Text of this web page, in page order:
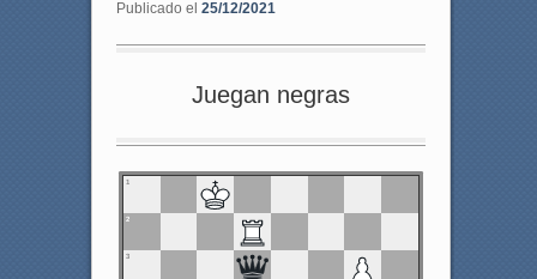
Publicado el 25/12/2021
Juegan negras
1
2
3